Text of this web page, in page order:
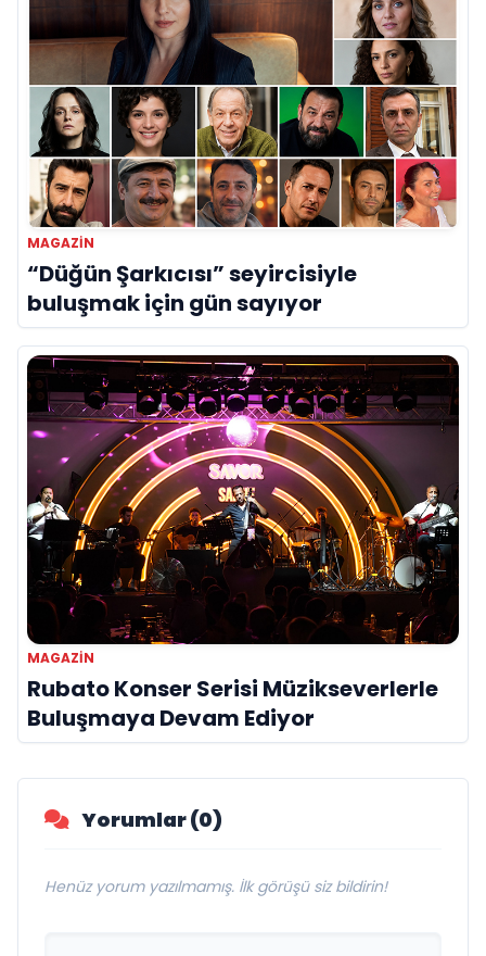
MAGAZIN
“Düğün Şarkıcısı” seyircisiyle
buluşmak için gün sayıyor
MAGAZIN
Rubato Konser Serisi Müzikseverlerle
Buluşmaya Devam Ediyor
Yorumlar (0)
Henüz yorum yazılmamış. İlk görüşü siz bildirin!